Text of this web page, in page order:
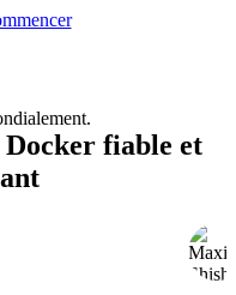
Docker fiable et